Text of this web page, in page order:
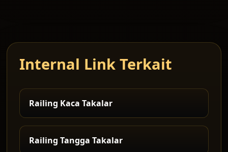
Internal Link Terkait
Railing Kaca Takalar
Railing Tangga Takalar